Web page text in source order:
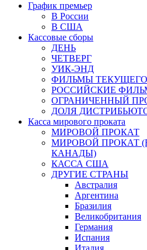
График премьер
В России
В США
Кассовые сборы
ДЕНЬ
ЧЕТВЕРГ
УИК-ЭНД
ФИЛЬМЫ ТЕКУЩЕГО
РОССИЙСКИЕ
ОГРАНИЧЕННЫЙ
ДОЛЯ
Касса мирового проката
МИРОВОЙ ПРОКАТ
МИРОВОЙ ПРОКАТ
КАНАДЫ)
КАССА США
ДРУГИЕ СТРАНЫ
Австралия
Аргентина
Бразилия
Великобритания
Германия
Испания